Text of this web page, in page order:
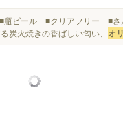
ビール ■クリアフリー ■さ
炭火焼きの香ばしい匂い、 オ